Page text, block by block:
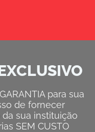
para sua
de fornecer
sua instituição
SEM CUSTO